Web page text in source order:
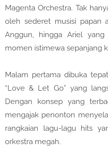
Magenta Orchestra. Tak
oleh sederet musisi papan
Anggun, hingga Ariel
momen istimewa sepanjang
Malam pertama dibuka
“Love & Let Go” yang
Dengan konsep yang
mengajak penonton
rangkaian lagu-lagu hits
orkestra megah.